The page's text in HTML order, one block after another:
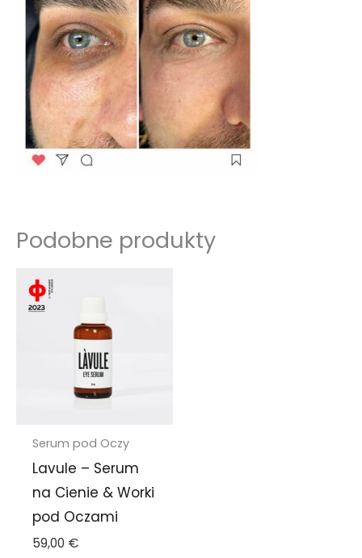
Podobne produkty
Serum pod Oczy
Lavule – Serum
na Cienie & Worki
pod Oczami
59,00 €